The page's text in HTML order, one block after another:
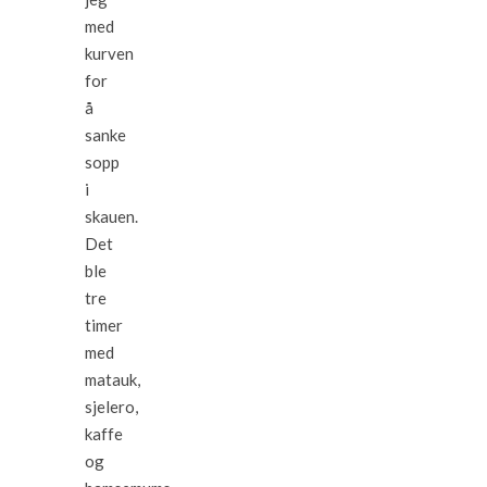
med
kurven
for
å
sanke
sopp
i
skauen.
Det
ble
tre
timer
med
matauk,
sjelero,
kaffe
og